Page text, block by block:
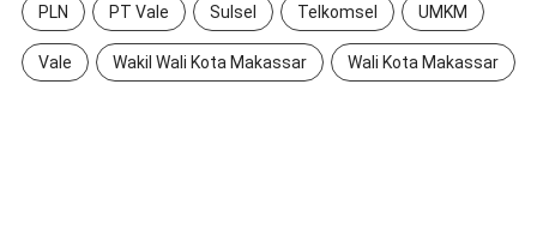
PLN PT Vale Sulsel Telkomsel UMKM
Vale Wakil Wali Kota Makassar Wali Kota Makassar